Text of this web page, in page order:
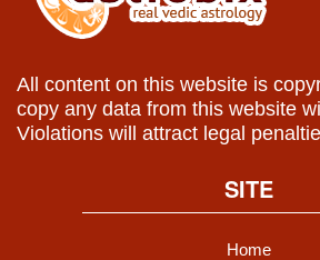
All content on this website is
copy any data from this website
Violations will attract legal
SITE
Home